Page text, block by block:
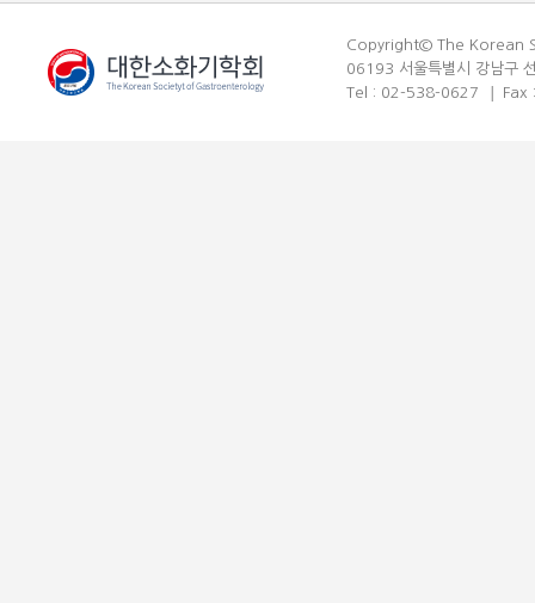
Copyright© The Korean
06193 서울특별시 강남구
Tel : 02-538-0627
Fax